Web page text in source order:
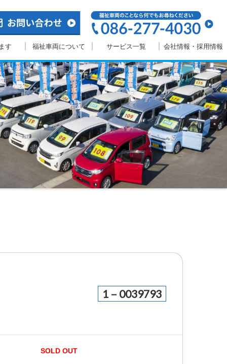
す 福祉車両について サービス一覧 会社情報・採用情報
1－0039793
SOLD OUT